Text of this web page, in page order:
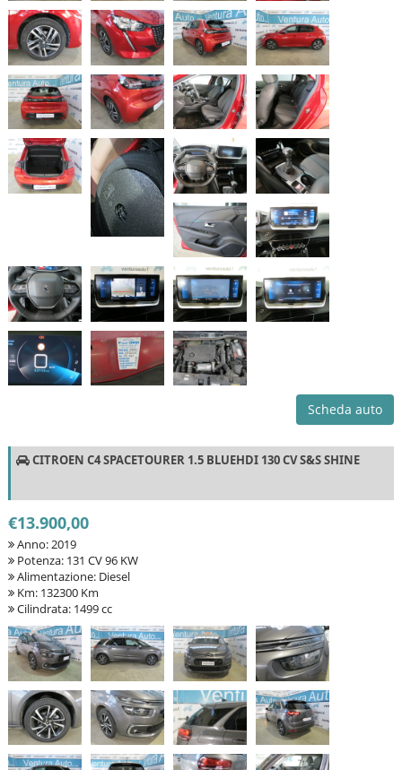
Scheda auto
CITROEN C4 SPACETOURER 1.5 BLUEHDI 130 CV S&S SHINE
€13.900,00
Anno: 2019
Potenza: 131 CV 96 KW
Alimentazione: Diesel
Km: 132300 Km
Cilindrata: 1499 cc